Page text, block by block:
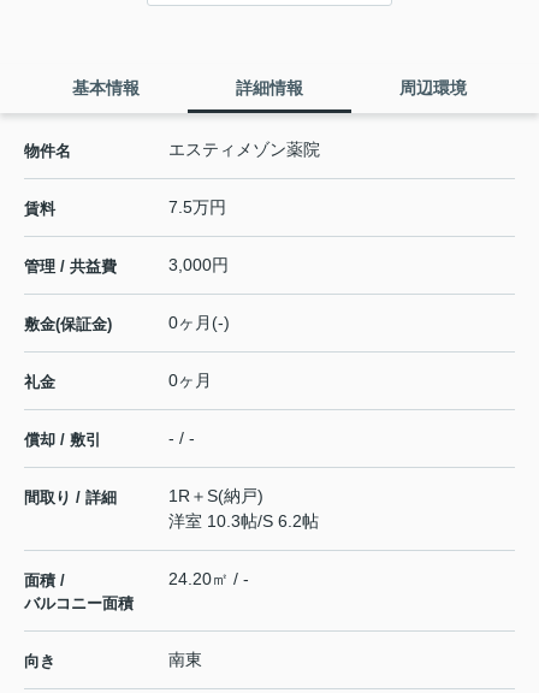
基本情報 詳細情報 周辺環境
物件名 エスティメゾン薬院
賃料 7.5万円
管理 / 共益費 3,000円
敷金(保証金) 0ヶ月(-)
礼金 0ヶ月
償却 / 敷引 - / -
間取り / 詳細
1R＋S(納戸)
洋室 10.3帖/S 6.2帖
面積 /
バルコニー面積
24.20㎡ / -
向き 南東